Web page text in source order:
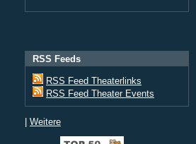
RSS Feeds
RSS Feed Theaterlinks
RSS Feed Theater Events
| Weitere